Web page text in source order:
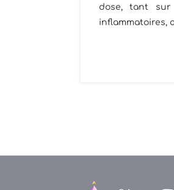
dose, tant sur
inflammatoires,